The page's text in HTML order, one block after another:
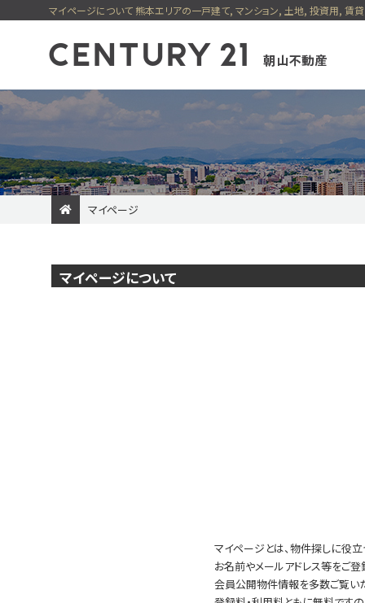
マイページについて 熊本エリアの一戸建て, マンション, 土地, 投資用, 賃
新着物件 価格変更物件
朝山不動産のおすすめ
今すぐ見られる一戸建て
今すぐ見られるマンション
マイページ
マイページについて
マイページとは、物件探しに役
お名前やメールアドレス等をご登
会員公開物件情報を多数ご覧い